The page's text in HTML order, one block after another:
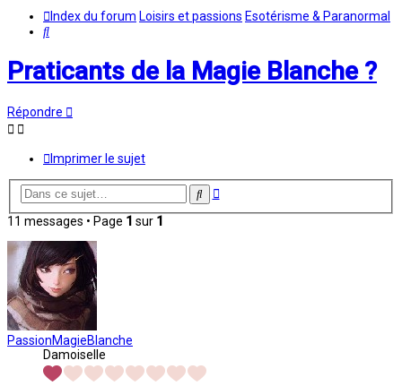
Index du forum Loisirs et passions Esotérisme & Paranormal
Rechercher
Praticants de la Magie Blanche ?
Répondre
Imprimer le sujet
Rechercher
Recherche
11 messages • Page 1 sur 1
PassionMagieBlanche
Damoiselle